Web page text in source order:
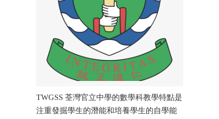
TWGSS 荃灣官立中學的數學科教學特點是
注重發掘學生的潛能和培養學生的自學能